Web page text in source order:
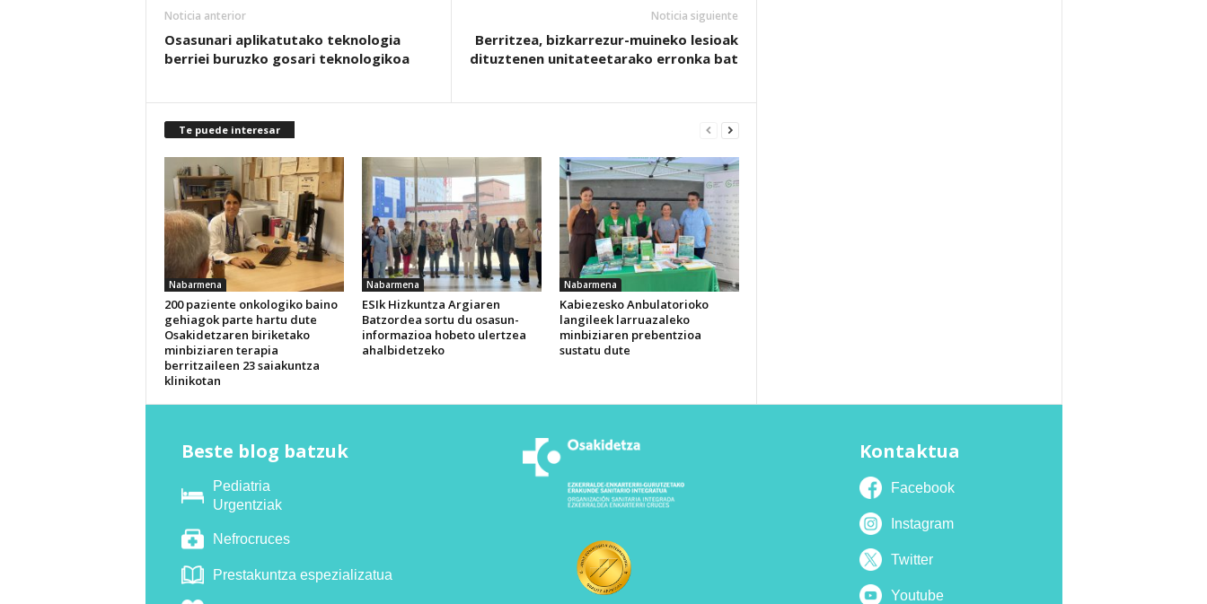
Noticia anterior
Osasunari aplikatutako teknologia
berriei buruzko gosari teknologikoa
Noticia siguiente
Berritzea, bizkarrezur-muineko lesioak
dituztenen unitateetarako erronka bat
Te puede interesar
Nabarmena
200 paziente onkologiko baino
gehiagok parte hartu dute
Osakidetzaren biriketako
minbiziaren terapia
berritzaileen 23 saiakuntza
klinikotan
Nabarmena
ESIk Hizkuntza Argiaren
Batzordea sortu du osasun-
informazioa hobeto ulertzea
ahalbidetzeko
Nabarmena
Kabiezesko Anbulatorioko
langileek larruazaleko
minbiziaren prebentzioa
sustatu dute
Beste blog batzuk
Pediatria
Urgentziak
Nefrocruces
Prestakuntza espezializatua
Kontaktua
Facebook
Instagram
Twitter
Youtube